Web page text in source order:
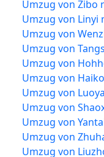
Umzug von Zibo
Umzug von Linyi
Umzug von
Umzug von
Umzug von
Umzug von
Umzug von
Umzug von
Umzug von
Umzug von
Umzug von